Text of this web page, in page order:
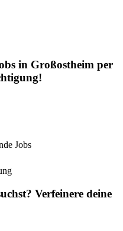
in Großostheim per
Jobs
Verfeinere deine